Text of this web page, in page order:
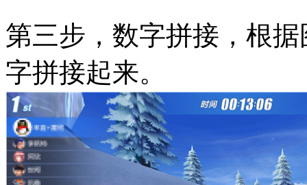
第三步，数字拼接，根
字拼接起来。